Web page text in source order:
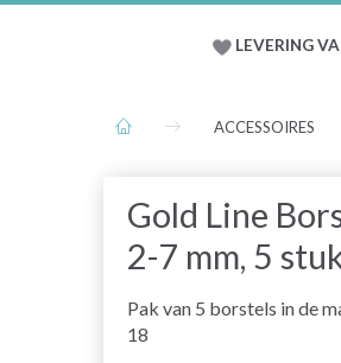
LEVERING
ACCESSOIRES
Gold Line
2-7 mm, 5
Pak van 5 borstels in de
18